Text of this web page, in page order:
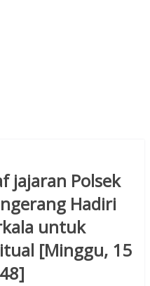
jajaran Polsek
Hadiri
untuk
[Minggu, 15